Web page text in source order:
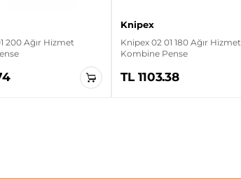
200 Ağır Hizmet
Knipex
Knipex 02 01 180 Ağır Hizmet
Kombine Pense
TL 1103.38